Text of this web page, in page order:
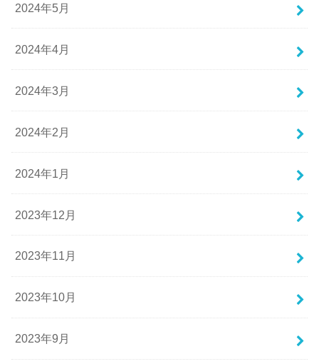
2024年5月
2024年4月
2024年3月
2024年2月
2024年1月
2023年12月
2023年11月
2023年10月
2023年9月